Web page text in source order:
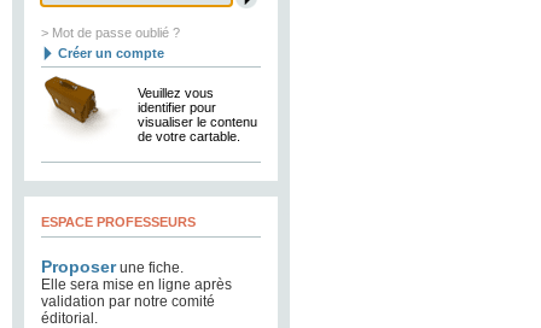
> Mot de passe oublié ?
Créer un compte
Veuillez vous
identifier pour
visualiser le contenu
de votre cartable.
ESPACE PROFESSEURS
Proposerune fiche.
Elle sera mise en ligne après
validation par notre comité
éditorial.